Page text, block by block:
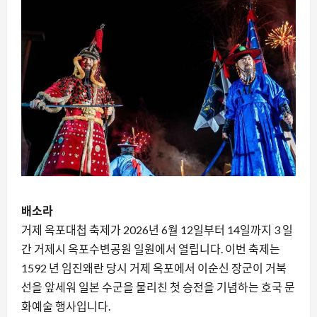
배소라
거제 옥포대첩 축제가 2026년 6월 12일부터 14일까지 3 일
간 거제시 옥포수변공원 일원에서 열립니다. 이번 축제는
1592 년 임진왜란 당시 거제 옥포에서 이순신 장군이 거북
선을 앞세워 일본 수군을 물리친 첫 승전을 기념하는 호국 문
화예술 행사입니다.